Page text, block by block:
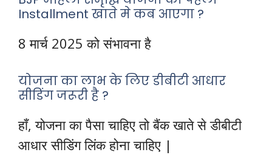
Installment खाते मे कब आएगा ?
8 मार्च 2025 को संभावना है
योजना का लाभ के लिए डीबीटी आधार
सीडिंग जरूरी है ?
हाँ, योजना का पैसा चाहिए तो बैंक खाते से डीबीटी
आधार सीडिंग लिंक होना चाहिए |